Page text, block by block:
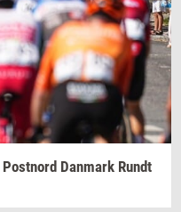
Po­st­n­ord Dan­mark Rundt